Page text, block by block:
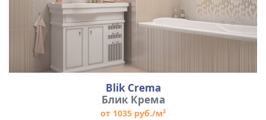
Blik Crema
Блик Крема
от 1035 руб./м²